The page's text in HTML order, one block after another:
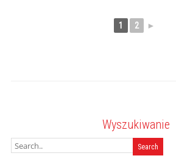
1 2 ►
Wyszukiwanie